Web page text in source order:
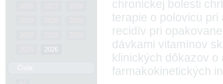
2026
Čísla:
chronickej bolesti
terapie o polovicu
recidív pri
dávkami vitamínov
klinických dôkazov
farmakokinetických